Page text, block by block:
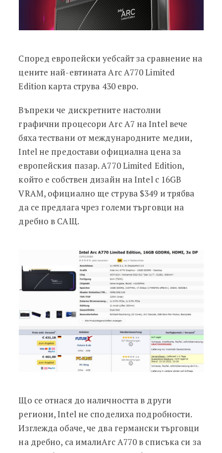
Според европейски уебсайт за сравнение на
цените най-евтината Arc A770 Limited
Edition карта струва 430 евро.
Въпреки че дискретните настолни
графични процесори Arc A7 на Intel вече
бяха тествани от международните медии,
Intel не предостави официална цена за
европейския пазар. A770 Limited Edition,
който е собствен дизайн на Intel с 16GB
VRAM, официално ще струва $349 и трябва
да се предлага чрез големи търговци на
дребно в САЩ.
Що се отнася до наличността в други
региони, Intel не споделиха подробности.
Изглежда обаче, че два германски търговци
на дребно, са ималиArc A770 в списъка си за